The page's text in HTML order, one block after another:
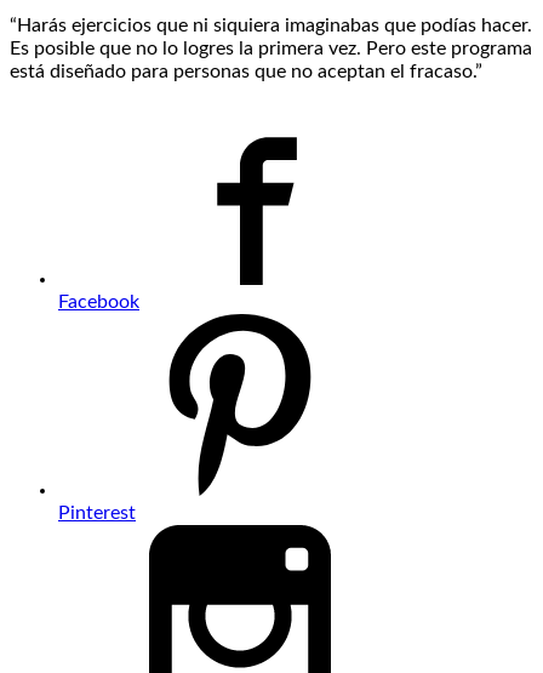
“Harás ejercicios que ni siquiera imaginabas que podías hacer.
Es posible que no lo logres la primera vez. Pero este programa
está diseñado para personas que no aceptan el fracaso.”
Facebook
Pinterest